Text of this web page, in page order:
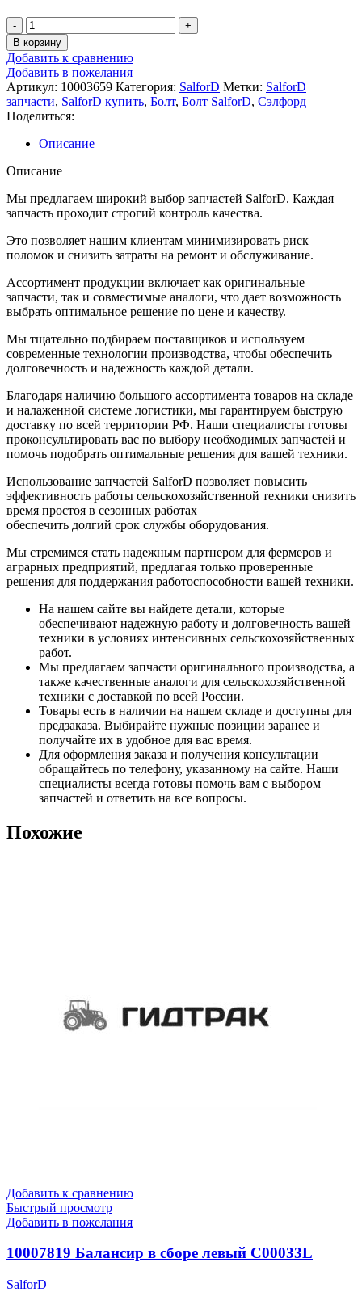
Количество
товара
10003659
Болт
2390
В корзину
Добавить к сравнению
Добавить в пожелания
Артикул: 10003659 Категория: SalforD Метки: SalforD
запчасти, SalforD купить, Болт, Болт SalforD, Сэлфорд
Поделиться:
Описание
Описание
Мы предлагаем широкий выбор запчастей SalforD. Каждая
запчасть проходит строгий контроль качества.
Это позволяет нашим клиентам минимизировать риск
поломок и снизить затраты на ремонт и обслуживание.
Ассортимент продукции включает как оригинальные
запчасти, так и совместимые аналоги, что дает возможность
выбрать оптимальное решение по цене и качеству.
Мы тщательно подбираем поставщиков и используем
современные технологии производства, чтобы обеспечить
долговечность и надежность каждой детали.
Благодаря наличию большого ассортимента товаров на складе
и налаженной системе логистики, мы гарантируем быструю
доставку по всей территории РФ. Наши специалисты готовы
проконсультировать вас по выбору необходимых запчастей и
помочь подобрать оптимальные решения для вашей техники.
Использование запчастей SalforD позволяет повысить
эффективность работы сельскохозяйственной техники снизить
время простоя в сезонных работах
обеспечить долгий срок службы оборудования.
Мы стремимся стать надежным партнером для фермеров и
аграрных предприятий, предлагая только проверенные
решения для поддержания работоспособности вашей техники.
На нашем сайте вы найдете детали, которые
обеспечивают надежную работу и долговечность вашей
техники в условиях интенсивных сельскохозяйственных
работ.
Мы предлагаем запчасти оригинального производства, а
также качественные аналоги для сельскохозяйственной
техники с доставкой по всей России.
Товары есть в наличии на нашем складе и доступны для
предзаказа. Выбирайте нужные позиции заранее и
получайте их в удобное для вас время.
Для оформления заказа и получения консультации
обращайтесь по телефону, указанному на сайте. Наши
специалисты всегда готовы помочь вам с выбором
запчастей и ответить на все вопросы.
Похожие
Добавить к сравнению
Быстрый просмотр
Добавить в пожелания
10007819 Балансир в сборе левый C00033L
SalforD